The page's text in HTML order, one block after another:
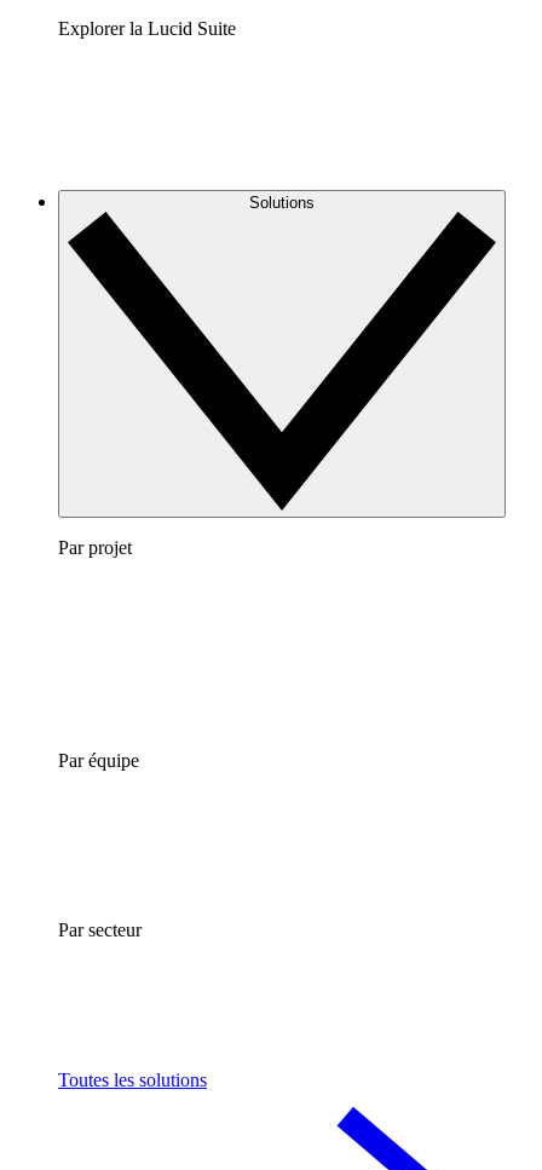
Explorer la Lucid Suite
Solutions
Par projet
Par équipe
Par secteur
Toutes les solutions